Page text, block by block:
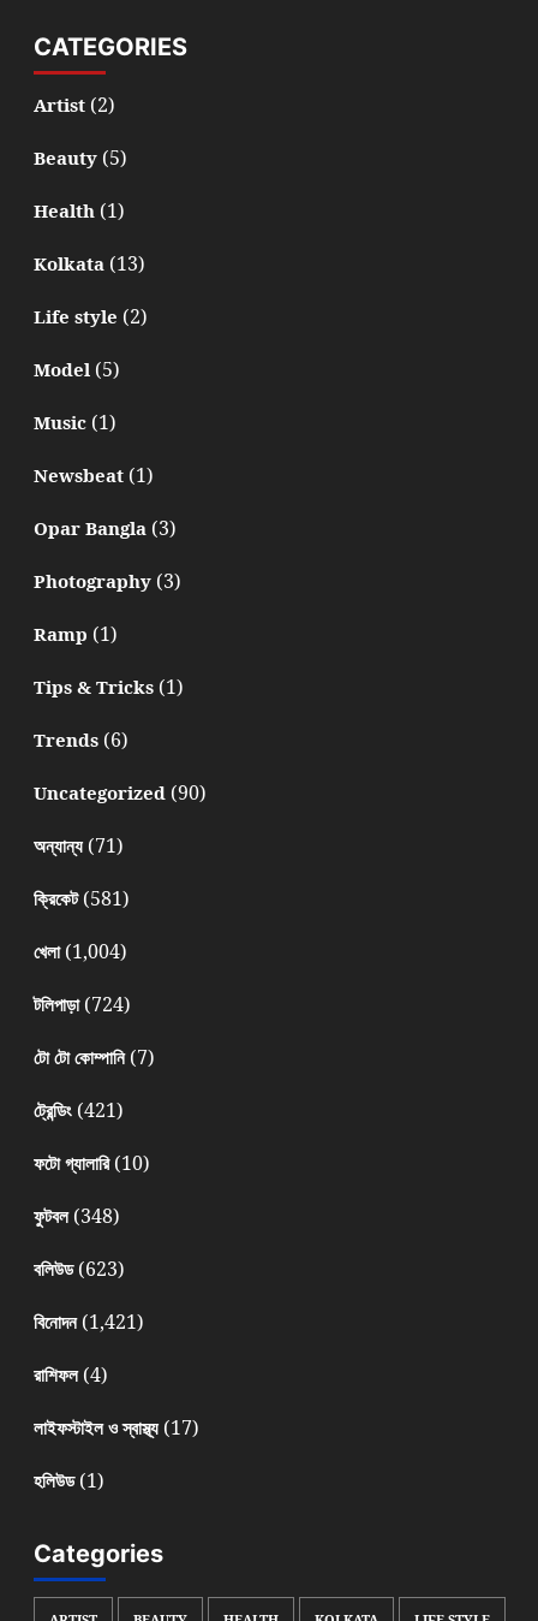
CATEGORIES
Artist(2)
Beauty(5)
Health(1)
Kolkata(13)
Life style (2)
Model(5)
Music(1)
Newsbeat(1)
Opar Bangla(3)
Photography(3)
Ramp (1)
Tips & Tricks(1)
Trends(6)
Uncategorized(90)
অন্যান্য(71)
ক্রিকেট(581)
খেলা(1,004)
টলিপাড়া(724)
টো টো কোম্পানি(7)
ট্রেন্ডিং(421)
ফটো গ্যালারি(10)
ফুটবল(348)
বলিউড(623)
বিনোদন(1,421)
রাশিফল(4)
লাইফস্টাইল ও স্বাস্থ্য(17)
হলিউড(1)
Categories